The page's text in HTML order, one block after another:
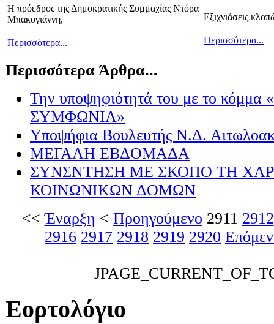
Η πρόεδρος της Δημοκρατικής Συμμαχίας Ντόρα
Μπακογιάννη,
Περισσότερα...
Εξιχνιάσεις
Περισσότερα...
Περισσότερα Άρθρα...
Την υποψηφιότητά του με το
ΣΥΜΦΩΝΙΑ»
Υποψήφια Βουλευτής Ν.Δ.
ΜΕΓΑΛΗ ΕΒΔΟΜΑΔΑ
ΣΥΝΣΝΤΗΣΗ ΜΕ ΣΚΟΠΟ ΤΗ
ΚΟΙΝΩΝΙΚΩΝ ΔΟΜΩΝ
<<Έναρξη < Προηγούμενο 2911 2912
2916 2917 2918 2919 2920
Εορτολόγιο